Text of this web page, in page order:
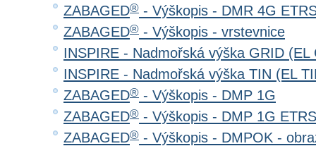
ZABAGED® - Výškopis - DMR 4G
ZABAGED® - Výškopis - vrstevnice
INSPIRE - Nadmořská výška GRID (EL
INSPIRE - Nadmořská výška TIN (EL
ZABAGED® - Výškopis - DMP 1G
ZABAGED® - Výškopis - DMP 1G
ZABAGED® - Výškopis - DMPOK -